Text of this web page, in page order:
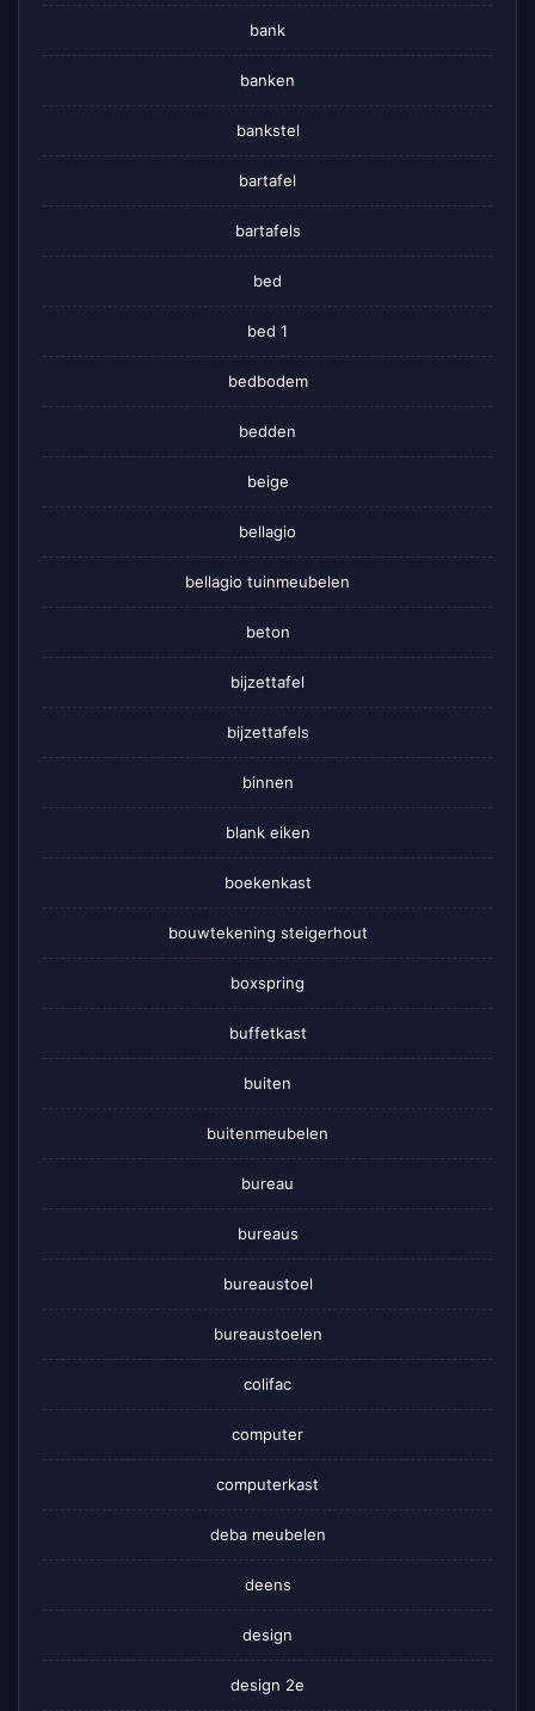
bank
banken
bankstel
bartafel
bartafels
bed
bed 1
bedbodem
bedden
beige
bellagio
bellagio tuinmeubelen
beton
bijzettafel
bijzettafels
binnen
blank eiken
boekenkast
bouwtekening steigerhout
boxspring
buffetkast
buiten
buitenmeubelen
bureau
bureaus
bureaustoel
bureaustoelen
colifac
computer
computerkast
deba meubelen
deens
design
design 2e